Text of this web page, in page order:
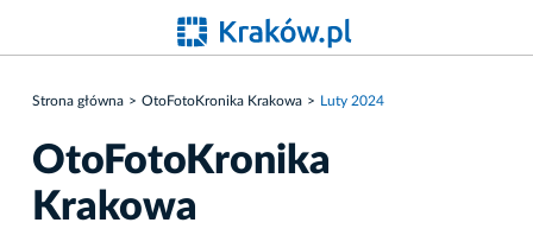
Strona główna OtoFotoKronika Krakowa Luty 2024
OtoFotoKronika
Krakowa